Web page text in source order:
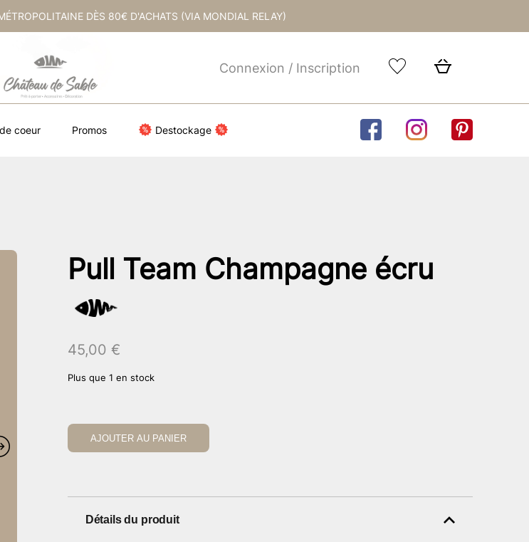
DÈS 80€ D'ACHATS (VIA MONDIAL RELAY)
Connexion / Inscription
coeur Promos Destockage
Pull Team Champagne écru
45,00 €
Plus que 1 en stock
AJOUTER AU PANIER
Détails du produit